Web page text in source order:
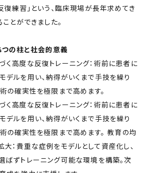
練習」という、臨床現場が長年求めてき
とができました。
の柱と社会的意義
く高度な反復トレーニング：術前に患者に
デルを用い、納得がいくまで手技を繰り
の確実性を極限まで高めます。
く高度な反復トレーニング：術前に患者に
デルを用い、納得がいくまで手技を繰り
術の確実性を極限まで高めます。 教育の均
大：貴重な症例をモデルとして資産化し、
ばずトレーニング可能な環境を構築。次